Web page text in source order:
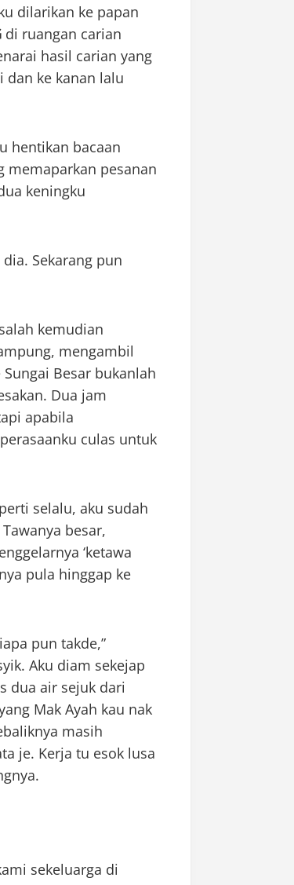
dilarikan ke papan
di ruangan carian
hasil carian yang
dan ke kanan lalu
hentikan bacaan
memaparkan pesanan
keningku
Sekarang pun
kemudian
mengambil
Besar bukanlah
Dua jam
apabila
culas untuk
selalu, aku sudah
besar,
‘ketawa
pula hinggap ke
pun takde,”
Aku diam sekejap
dua air sejuk dari
Mak Ayah kau nak
masih
je. Kerja tu esok lusa
sekeluarga di